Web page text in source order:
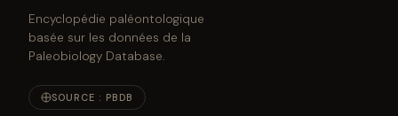
Encyclopédie paléontologique
basée sur les données de la
Paleobiology Database.
SOURCE : PBDB